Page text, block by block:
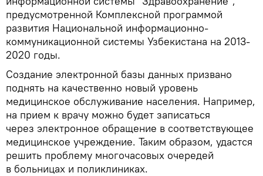
предусмотренной Комплексной программой
развития Национальной информационно-
коммуникационной системы Узбекистана на 2013-
2020 годы.
Создание электронной базы данных призвано
поднять на качественно новый уровень
медицинское обслуживание населения. Например,
на прием к врачу можно будет записаться
через электронное обращение в соответствующее
медицинское учреждение. Таким образом, удастся
решить проблему многочасовых очередей
в больницах и поликлиниках.